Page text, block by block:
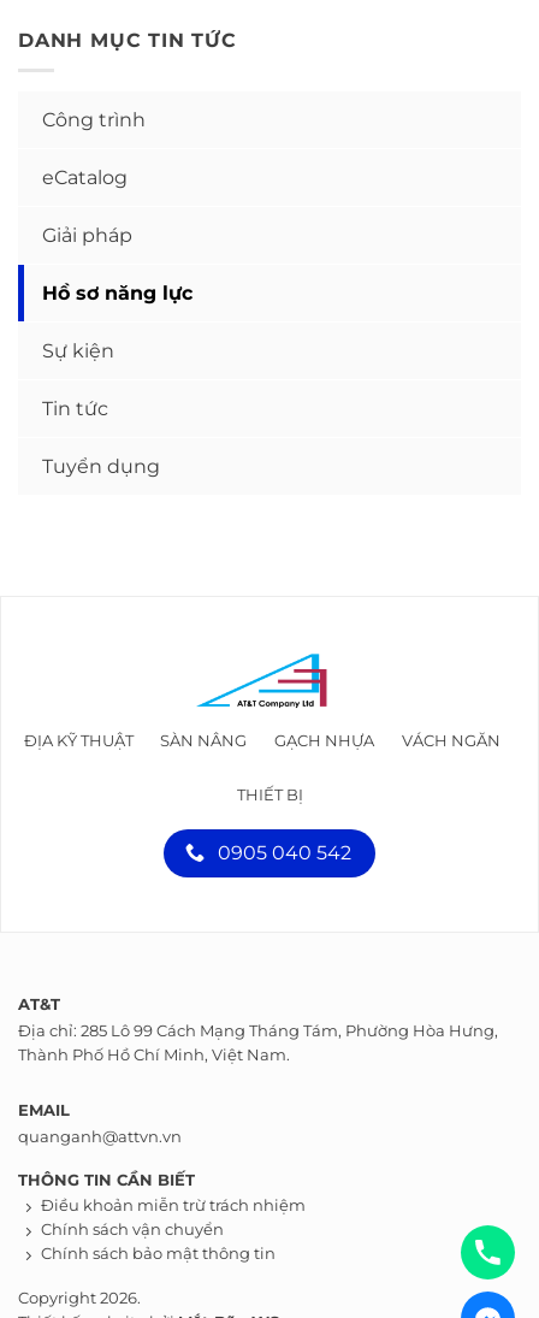
DANH MỤC TIN TỨC
Công trình
eCatalog
Giải pháp
Hồ sơ năng lực
Sự kiện
Tin tức
Tuyển dụng
ĐỊA KỸ THUẬT SÀN NÂNG GẠCH NHỰA VÁCH NGĂN
THIẾT BỊ
0905 040 542
AT&T
Địa chỉ: 285 Lô 99 Cách Mạng Tháng Tám, Phường Hòa Hưng,
Thành Phố Hồ Chí Minh, Việt Nam.
EMAIL
quanganh@attvn.vn
THÔNG TIN CẦN BIẾT
Điều khoản miễn trừ trách nhiệm
Chính sách vận chuyển
Chính sách bảo mật thông tin
Copyright 2026.